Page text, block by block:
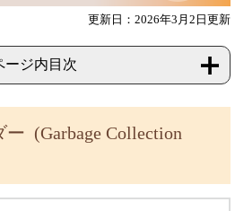
更新日：2026年3月2日更新
ージ内目次
(Garbage Collection